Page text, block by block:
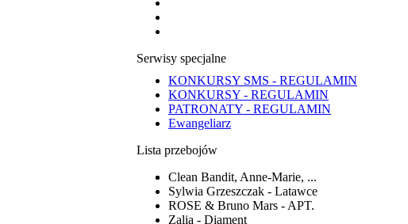
Serwisy specjalne
KONKURSY SMS - REGULAMIN
KONKURSY - REGULAMIN
PATRONATY - REGULAMIN
Ewangeliarz
Lista przebojów
Clean Bandit, Anne-Marie, ...
Sylwia Grzeszczak - Latawce
ROSE & Bruno Mars - APT.
Zalia - Diament